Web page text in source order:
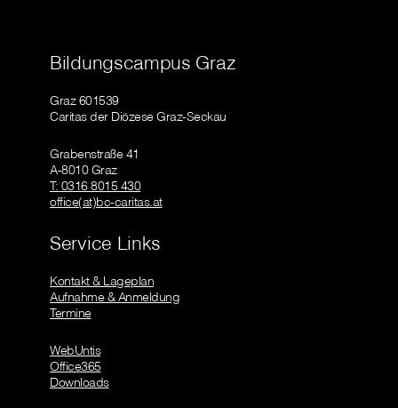
Bildungscampus Graz
Graz 601539
Caritas der Diözese Graz-Seckau
Grabenstraße 41
A-8010 Graz
T: 0316 8015 430
office(at)bc-caritas.at
Service Links
Kontakt & Lageplan
Aufnahme & Anmeldung
Termine
WebUntis
Office365
Downloads